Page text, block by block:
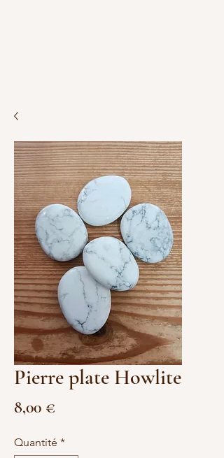
Pierre plate Howlite
8,00 €
Quantité *